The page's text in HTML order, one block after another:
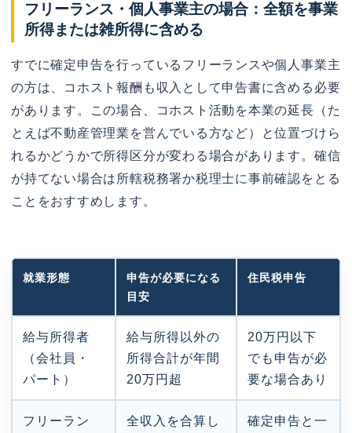
フリーランス・個人事業主の場合：全額を事業
所得または雑所得に含める
すでに確定申告を行っているフリーランスや個人事業主
の方は、コホスト報酬も収入として申告書に含める必要
があります。この場合、コホスト活動を本業の延長（た
とえば不動産管理業を営んでいる方など）と位置づけら
れるかどうかで所得区分が変わる場合があります。確信
が持てない場合は所轄税務署か税理士に事前確認をとる
ことをおすすめします。
就業形態
申告が必要になる
目安
住民税申告
給与所得者
（会社員・
パート）
給与所得以外の
所得合計が年間
20万円超
20万円以下
でも申告が必
要な場合あり
フリーラン
全収入を合算し
確定申告と一